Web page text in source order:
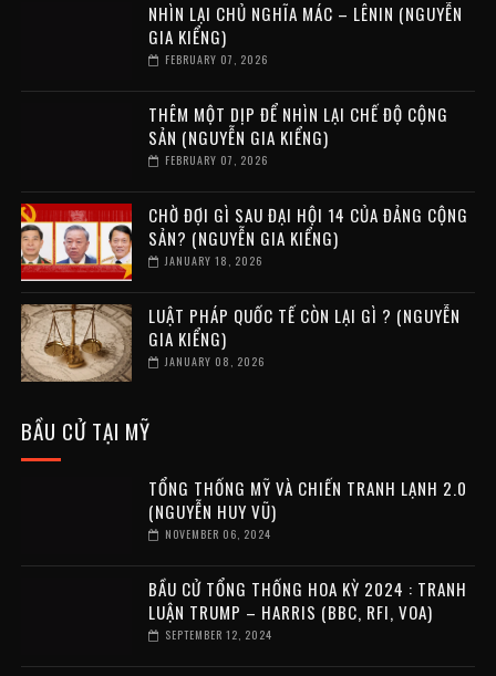
NHÌN LẠI CHỦ NGHĨA MÁC – LÊNIN (NGUYỄN
GIA KIỂNG)
FEBRUARY 07, 2026
THÊM MỘT DỊP ĐỂ NHÌN LẠI CHẾ ĐỘ CỘNG
SẢN (NGUYỄN GIA KIỂNG)
FEBRUARY 07, 2026
CHỜ ĐỢI GÌ SAU ĐẠI HỘI 14 CỦA ĐẢNG CỘNG
SẢN? (NGUYỄN GIA KIỂNG)
JANUARY 18, 2026
LUẬT PHÁP QUỐC TẾ CÒN LẠI GÌ ? (NGUYỄN
GIA KIỂNG)
JANUARY 08, 2026
BẦU CỬ TẠI MỸ
TỔNG THỐNG MỸ VÀ CHIẾN TRANH LẠNH 2.0
(NGUYỄN HUY VŨ)
NOVEMBER 06, 2024
BẦU CỬ TỔNG THỐNG HOA KỲ 2024 : TRANH
LUẬN TRUMP – HARRIS (BBC, RFI, VOA)
SEPTEMBER 12, 2024